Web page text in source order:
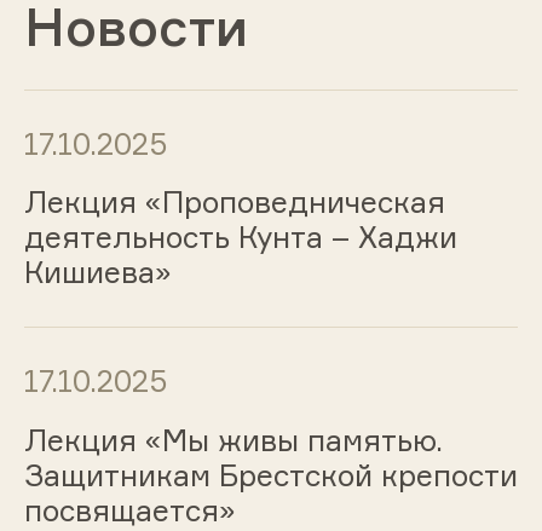
Новости
17.10.2025
Лекция «Проповедническая
деятельность Кунта – Хаджи
Кишиева»
17.10.2025
Лекция «Мы живы памятью.
Защитникам Брестской крепости
посвящается»